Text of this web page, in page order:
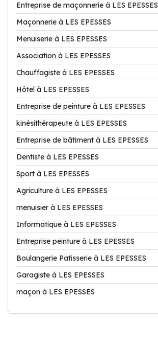
Entreprise de maçonnerie à LES EPESSES
Maçonnerie à LES EPESSES
Menuiserie à LES EPESSES
Association à LES EPESSES
Chauffagiste à LES EPESSES
Hôtel à LES EPESSES
Entreprise de peinture à LES EPESSES
kinésithérapeute à LES EPESSES
Entreprise de bâtiment à LES EPESSES
Dentiste à LES EPESSES
Sport à LES EPESSES
Agriculture à LES EPESSES
menuisier à LES EPESSES
Informatique à LES EPESSES
Entreprise peinture à LES EPESSES
Boulangerie Patisserie à LES EPESSES
Garagiste à LES EPESSES
maçon à LES EPESSES